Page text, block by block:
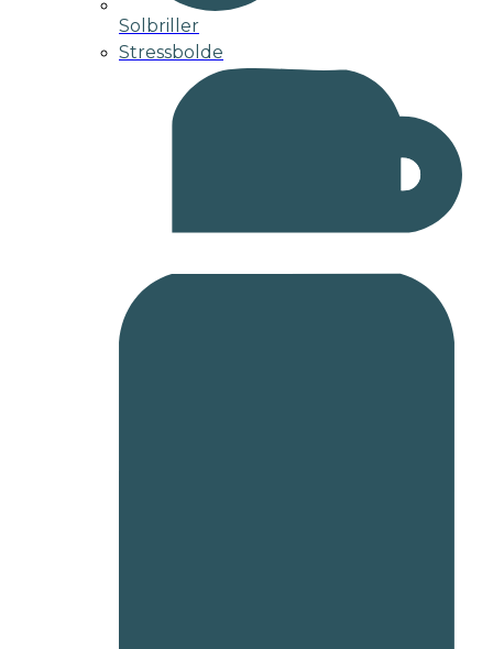
Solbriller
Stressbolde